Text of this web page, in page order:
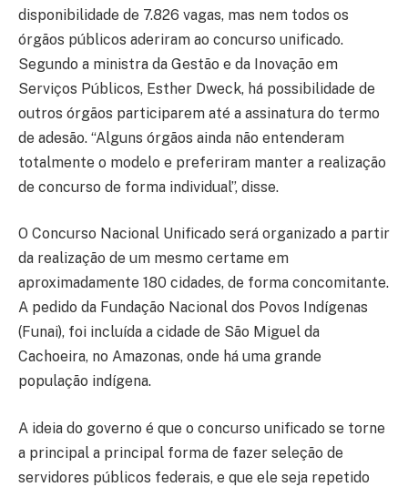
disponibilidade de 7.826 vagas, mas nem todos os
órgãos públicos aderiram ao concurso unificado.
Segundo a ministra da Gestão e da Inovação em
Serviços Públicos, Esther Dweck, há possibilidade de
outros órgãos participarem até a assinatura do termo
de adesão. “Alguns órgãos ainda não entenderam
totalmente o modelo e preferiram manter a realização
de concurso de forma individual”, disse.
O Concurso Nacional Unificado será organizado a partir
da realização de um mesmo certame em
aproximadamente 180 cidades, de forma concomitante.
A pedido da Fundação Nacional dos Povos Indígenas
(Funai), foi incluída a cidade de São Miguel da
Cachoeira, no Amazonas, onde há uma grande
população indígena.
A ideia do governo é que o concurso unificado se torne
a principal a principal forma de fazer seleção de
servidores públicos federais, e que ele seja repetido